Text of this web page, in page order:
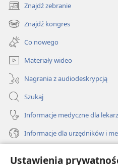
Ustawienia
Znajdź zebranie
(opens
new
window)
Znajdź kongres
(opens
new
window)
Co nowego
Materiały wideo
Nagrania z audiodeskrypcją
Szukaj
Informacje medyczne dla
Informacje dla urzędników i